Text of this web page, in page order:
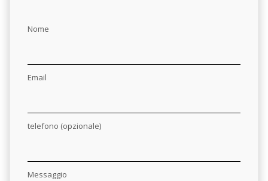
Nome
Email
telefono (opzionale)
Messaggio